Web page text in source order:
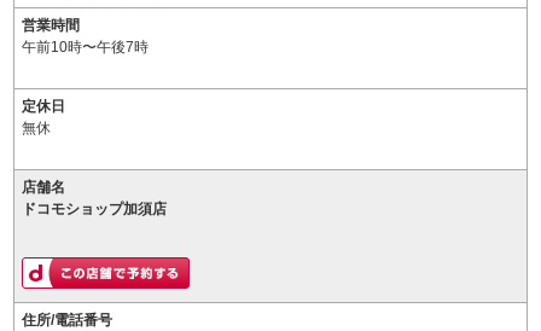
営業時間
午前10時〜午後7時
定休日
無休
店舗名
ドコモショップ加須店
住所/電話番号